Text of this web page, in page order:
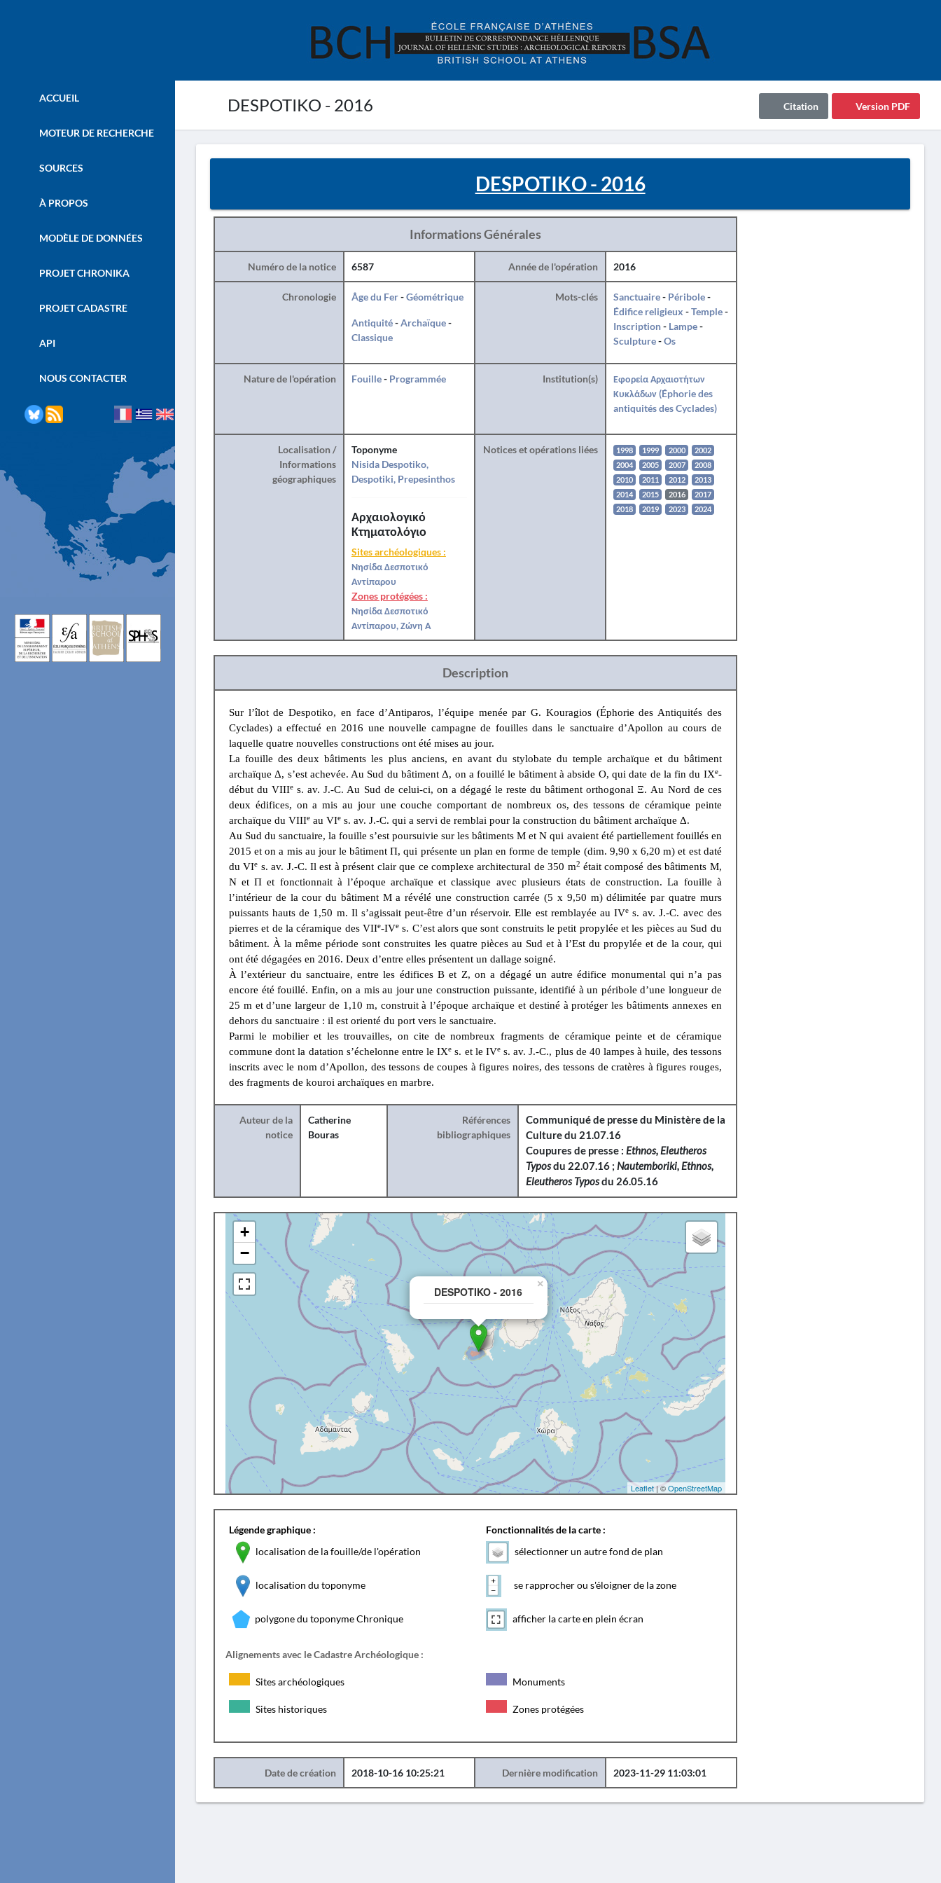
DESPOTIKO - 2016 Version PDF
Citation
ACCUEIL
MOTEUR DE RECHERCHE
SOURCES
À PROPOS
MODÈLE DE DONNÉES
PROJET CHRONIKA
PROJET CADASTRE
API
NOUS CONTACTER
DESPOTIKO - 2016
Informations Générales
Numéro de la notice 6587 Année de l'opération 2016
Chronologie Âge du Fer-Géométrique
Antiquité-Archaïque-
Classique
Mots-clés Sanctuaire- Péribole-
Édifice religieux -Temple-
Inscription- Lampe-
Sculpture-Os
Nature de l'opération Fouille- Programmée Institution(s)
Εφορεία Αρχαιοτήτων
Κυκλάδων (Éphorie des
antiquités des Cyclades)
Localisation /
Informations
géographiques
Toponyme
Nisida Despotiko,
Despotiki, Prepesinthos
Αρχαιολογικό
Κτηματολόγιο
Sites archéologiques :
Νησίδα Δεσποτικό
Αντίπαρου
Zones protégées :
Νησίδα Δεσποτικό
Αντίπαρου, Ζώνη Α
Notices et opérations liées 1998 1999 2000
2002
2004
2005 2007
2008
2010
2011 2012
2013
2014
2015 2016
2017
2018
2019 2023 2024
Description
Sur l’îlot de Despotiko, en face d’Antiparos, l’équipe menée par G. Kouragios (Éphorie des Antiquités des
Cyclades) a effectué en 2016 une nouvelle campagne de fouilles dans le sanctuaire d’Apollon au cours de
laquelle quatre nouvelles constructions ont été mises au jour.
La fouille des deux bâtiments les plus anciens, en avant du stylobate du temple archaïque et du bâtiment
archaïque Δ, s’est achevée. Au Sud du bâtiment Δ, on a fouillé le bâtiment à abside O, qui date de la fin du IXe-
début du VIIIe s. av. J.-C. Au Sud de celui-ci, on a dégagé le reste du bâtiment orthogonal Ξ. Au Nord de ces
deux édifices, on a mis au jour une couche comportant de nombreux os, des tessons de céramique peinte
archaïque du VIIIe au VIe s. av. J.-C. qui a servi de remblai pour la construction du bâtiment archaïque Δ.
Au Sud du sanctuaire, la fouille s’est poursuivie sur les bâtiments M et N qui avaient été partiellement fouillés en
2015 et on a mis au jour le bâtiment Π, qui présente un plan en forme de temple (dim. 9,90 x 6,20 m) et est daté
du VIe s. av. J.-C. Il est à présent clair que ce complexe architectural de 350 m2 était composé des bâtiments M,
N et Π et fonctionnait à l’époque archaïque et classique avec plusieurs états de construction. La fouille à
l’intérieur de la cour du bâtiment M a révélé une construction carrée (5 x 9,50 m) délimitée par quatre murs
puissants hauts de 1,50 m. Il s’agissait peut-être d’un réservoir. Elle est remblayée au IVes. av. J.-C. avec des
pierres et de la céramique des VIIe-IVes. C’est alors que sont construits le petit propylée et les pièces au Sud du
bâtiment. À la même période sont construites les quatre pièces au Sud et à l’Est du propylée et de la cour, qui
ont été dégagées en 2016. Deux d’entre elles présentent un dallage soigné.
À l’extérieur du sanctuaire, entre les édifices B et Z, on a dégagé un autre édifice monumental qui n’a pas
encore été fouillé. Enfin, on a mis au jour une construction puissante, identifié à un péribole d’une longueur de
25 m et d’une largeur de 1,10 m, construit à l’époque archaïque et destiné à protéger les bâtiments annexes en
dehors du sanctuaire : il est orienté du port vers le sanctuaire.
Parmi le mobilier et les trouvailles, on cite de nombreux fragments de céramique peinte et de céramique
commune dont la datation s’échelonne entre le IXe s. et le IVes. av. J.-C., plus de 40 lampes à huile, des tessons
inscrits avec le nom d’Apollon, des tessons de coupes à figures noires, des tessons de cratères à figures rouges,
des fragments de kouroi archaïques en marbre.
Auteur de la
notice
Catherine
Bouras
Références
bibliographiques
Communiqué de presse du Ministère de la
Culture du 21.07.16
Coupures de presse :Ethnos, Eleutheros
Typosdu 22.07.16 ;Nautemboriki, Ethnos,
Eleutheros Typosdu 26.05.16
DESPOTIKO - 2016
×
+
−
Leaflet| ©OpenStreetMap
Légende graphique :
localisation de la fouille/de l'opération
localisation du toponyme
polygone du toponyme Chronique
Fonctionnalités de la carte :
sélectionner un autre fond de plan
se rapprocher ou s'éloigner de la zone
afficher la carte en plein écran
Alignements avec le Cadastre Archéologique :
Sites archéologiques Monuments
Sites historiques Zones protégées
Date de création 2018-10-16 10:25:21 Dernière modification 2023-11-29 11:03:01